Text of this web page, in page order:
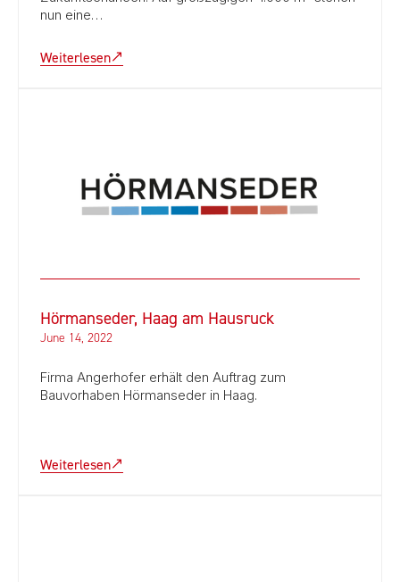
nun eine…
Weiterlesen
Hörmanseder, Haag am Hausruck
June 14, 2022
Firma Angerhofer erhält den Auftrag zum
Bauvorhaben Hörmanseder in Haag.
Weiterlesen